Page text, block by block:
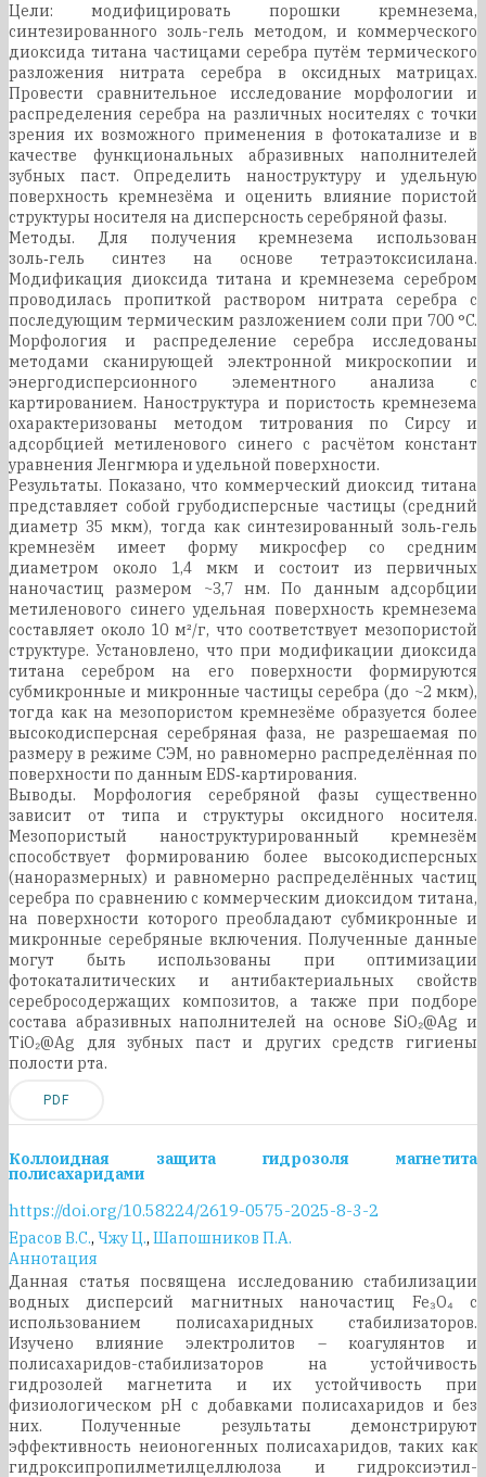
Цели: модифицировать порошки кремнезема,
синтезированного золь-гель методом, и коммерческого
диоксида титана частицами серебра путём термического
разложения нитрата серебра в оксидных матрицах.
Провести сравнительное исследование морфологии и
распределения серебра на различных носителях с точки
зрения их возможного применения в фотокатализе и в
качестве функциональных абразивных наполнителей
зубных паст. Определить наноструктуру и удельную
поверхность кремнезёма и оценить влияние пористой
структуры носителя на дисперсность серебряной фазы.
Методы. Для получения кремнезема использован
золь‑гель синтез на основе тетраэтоксисилана.
Модификация диоксида титана и кремнезема серебром
проводилась пропиткой раствором нитрата серебра с
последующим термическим разложением соли при 700 °C.
Морфология и распределение серебра исследованы
методами сканирующей электронной микроскопии и
энергодисперсионного элементного анализа с
картированием. Наноструктура и пористость кремнезема
охарактеризованы методом титрования по Сирсу и
адсорбцией метиленового синего с расчётом констант
уравнения Ленгмюра и удельной поверхности.
Результаты. Показано, что коммерческий диоксид титана
представляет собой грубодисперсные частицы (средний
диаметр 35 мкм), тогда как синтезированный золь‑гель
кремнезём имеет форму микросфер со средним
диаметром около 1,4 мкм и состоит из первичных
наночастиц размером ~3,7 нм. По данным адсорбции
метиленового синего удельная поверхность кремнезема
составляет около 10 м²/г, что соответствует мезопористой
структуре. Установлено, что при модификации диоксида
титана серебром на его поверхности формируются
субмикронные и микронные частицы серебра (до ~2 мкм),
тогда как на мезопористом кремнезёме образуется более
высокодисперсная серебряная фаза, не разрешаемая по
размеру в режиме СЭМ, но равномерно распределённая по
поверхности по данным EDS‑картирования.
Выводы. Морфология серебряной фазы существенно
зависит от типа и структуры оксидного носителя.
Мезопористый наноструктурированный кремнезём
способствует формированию более высокодисперсных
(наноразмерных) и равномерно распределённых частиц
серебра по сравнению с коммерческим диоксидом титана,
на поверхности которого преобладают субмикронные и
микронные серебряные включения. Полученные данные
могут быть использованы при оптимизации
фотокаталитических и антибактериальных свойств
серебросодержащих композитов, а также при подборе
состава абразивных наполнителей на основе SiO₂@Ag и
TiO₂@Ag для зубных паст и других средств гигиены
полости рта.
PDF
Коллоидная защита гидрозоля магнетита
полисахаридами
https://doi.org/10.58224/2619-0575-2025-8-3-2
Ерасов В.С., Чжу Ц., Шапошников П.А.
Аннотация
Данная статья посвящена исследованию стабилизации
водных дисперсий магнитных наночастиц Fe₃O₄ с
использованием полисахаридных стабилизаторов.
Изучено влияние электролитов – коагулянтов и
полисахаридов-стабилизаторов на устойчивость
гидрозолей магнетита и их устойчивость при
физиологическом рН с добавками полисахаридов и без
них. Полученные результаты демонстрируют
эффективность неионогенных полисахаридов, таких как
гидроксипропилметилцеллюлоза и гидроксиэтил-